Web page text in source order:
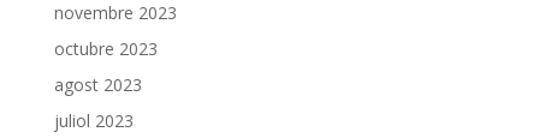
novembre 2023
octubre 2023
agost 2023
juliol 2023